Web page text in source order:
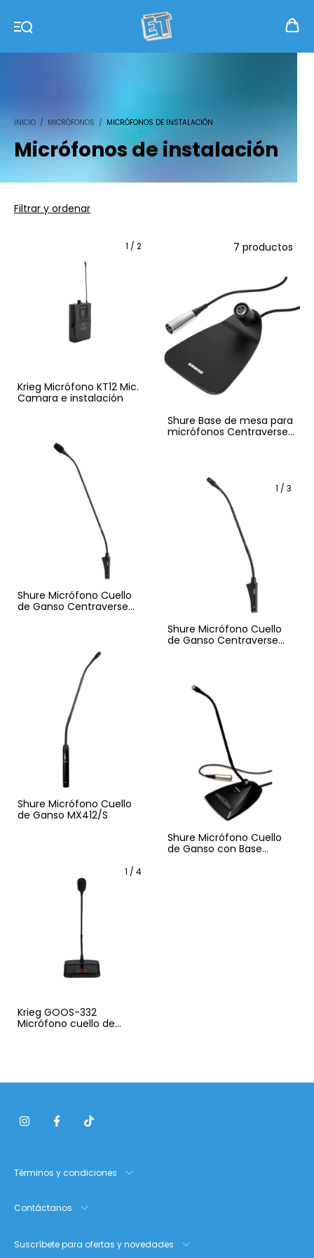
INICIO / MICRÓFONOS / MICRÓFONOS DE INSTALACIÓN
Micrófonos de instalación
Filtrar y ordenar
7 productos
1 / 2
Krieg Micrófono KT12 Mic.
Camara e instalación
Shure Base de mesa para
micrófonos Centraverse
Shure Micrófono Cuello
de Ganso Centraverse
1 / 3
Shure Micrófono Cuello
de Ganso Centraverse
Shure Micrófono Cuello
de Ganso MX412/S
Shure Micrófono Cuello
de Ganso con Base
1 / 4
Krieg GOOS-332
Micrófono cuello de
Términos y condiciones
Contáctanos
Suscríbete para ofertas y novedades